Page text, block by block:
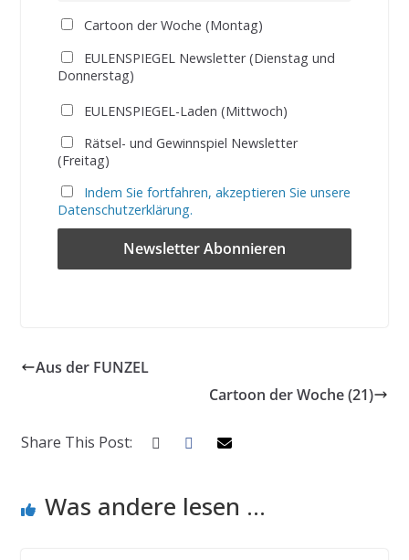
Cartoon der Woche (Montag)
EULENSPIEGEL Newsletter (Dienstag und
Donnerstag)
EULENSPIEGEL-Laden (Mittwoch)
Rätsel- und Gewinnspiel Newsletter
(Freitag)
Indem Sie fortfahren, akzeptieren Sie unsere
Datenschutzerklärung.
Aus der FUNZEL
Cartoon der Woche (21)
Share This Post:
Was andere lesen ...